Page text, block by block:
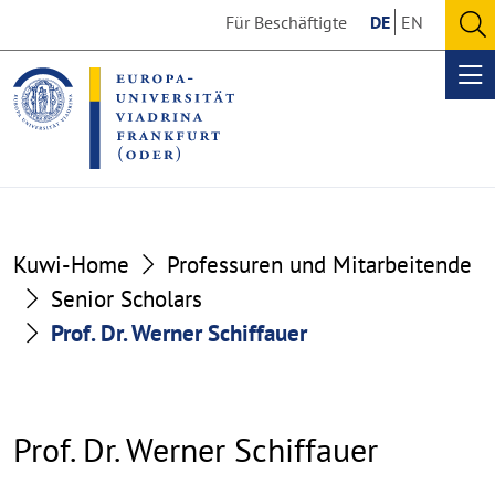
the
content
section
the
footer
section
Für Beschäftigte DE EN
Kuwi-Home
Professuren und Mitarbeitende
Senior Scholars
Prof. Dr. Werner Schiffauer
Prof. Dr. Werner Schiffauer